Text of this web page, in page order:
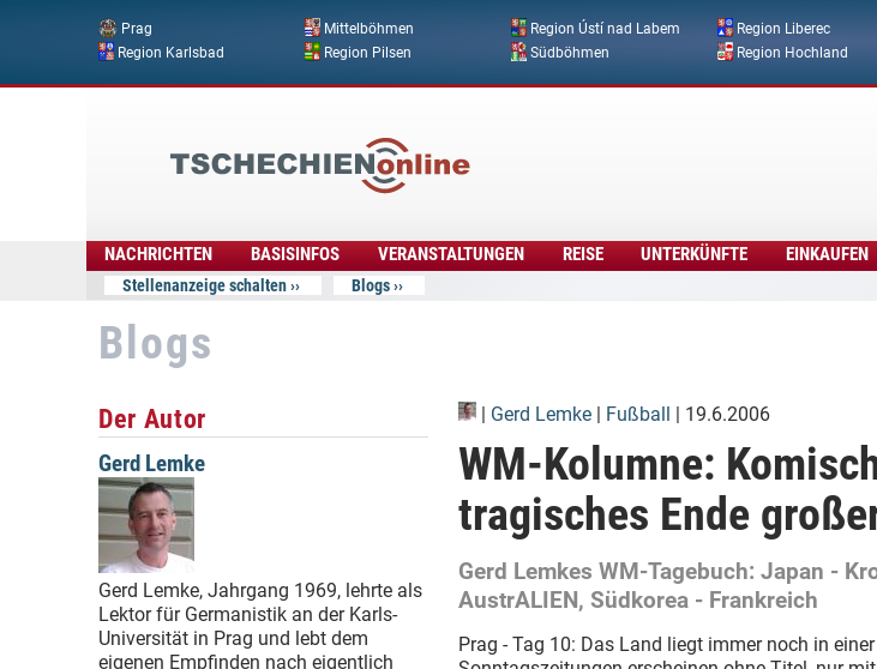
Direkt zum Inhalt
Prag Mittelböhmen Region Ústí nad Labem Region Liberec
Region Karlsbad
Region Pilsen Südböhmen Region Hochland
Online
NACHRICHTEN BASISINFOS VERANSTALTUNGEN REISE UNTERKÜNFTE EINKAUFEN
Stellenanzeige schalten Blogs
Blogs
Der Autor
Gerd Lemke
Gerd Lemke, Jahrgang 1969, lehrte als
Lektor für Germanistik an der Karls-
Universität in Prag und lebt dem
eigenen Empfinden nach eigentlich
| Gerd Lemke | Fußball | 19.6.2006
WM-Kolumne:
tragisches Ende
Gerd Lemkes WM-Tagebuch: Japan -
AustrALIEN, Südkorea - Frankreich
Prag - Tag 10: Das Land liegt immer noch in